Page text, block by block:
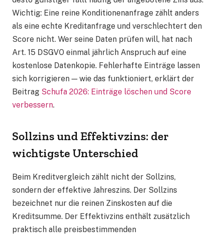
Wichtig: Eine reine Konditionenanfrage zählt anders
als eine echte Kreditanfrage und verschlechtert den
Score nicht. Wer seine Daten prüfen will, hat nach
Art. 15 DSGVO einmal jährlich Anspruch auf eine
kostenlose Datenkopie. Fehlerhafte Einträge lassen
sich korrigieren — wie das funktioniert, erklärt der
Beitrag Schufa 2026: Einträge löschen und Score
verbessern.
Sollzins und Effektivzins: der
wichtigste Unterschied
Beim Kreditvergleich zählt nicht der Sollzins,
sondern der effektive Jahreszins. Der Sollzins
bezeichnet nur die reinen Zinskosten auf die
Kreditsumme. Der Effektivzins enthält zusätzlich
praktisch alle preisbestimmenden